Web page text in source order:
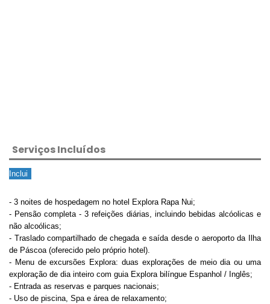
Serviços Incluídos
Inclui
- 3 noites de hospedagem no hotel Explora Rapa Nui;
- Pensão completa - 3 refeições diárias, incluindo bebidas alcóolicas e
não alcoólicas;
- Traslado compartilhado de chegada e saída desde o aeroporto da Ilha
de Páscoa (oferecido pelo próprio hotel).
- Menu de excursões Explora: duas explorações de meio dia ou uma
exploração de dia inteiro com guia Explora bilíngue Espanhol / Inglês;
- Entrada as reservas e parques nacionais;
- Uso de piscina, Spa e área de relaxamento;